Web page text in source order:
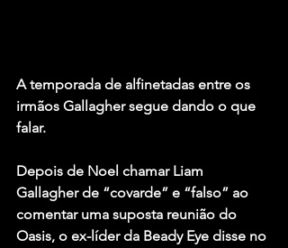
A temporada de alfinetadas entre os
irmãos Gallagher segue dando o que
falar.
Depois de Noel chamar Liam
Gallagher de “covarde” e “falso” ao
comentar uma suposta reunião do
Oasis, o ex-líder da Beady Eye disse no